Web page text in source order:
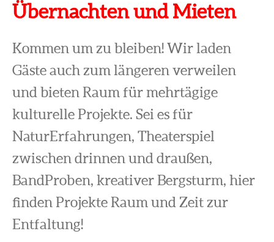
Übernachten und Mieten
Kommen um zu bleiben! Wir laden
Gäste auch zum längeren verweilen
und bieten Raum für mehrtägige
kulturelle Projekte. Sei es für
NaturErfahrungen, Theaterspiel
zwischen drinnen und draußen,
BandProben, kreativer Bergsturm, hier
finden Projekte Raum und Zeit zur
Entfaltung!